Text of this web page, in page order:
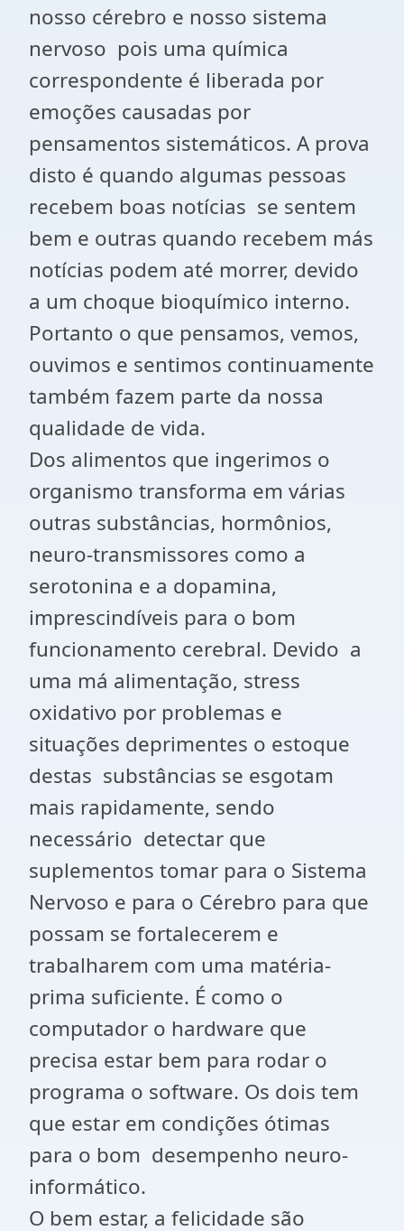
nosso cérebro e nosso sistema
nervoso pois uma química
correspondente é liberada por
emoções causadas por
pensamentos sistemáticos. A prova
disto é quando algumas pessoas
recebem boas notícias se sentem
bem e outras quando recebem más
notícias podem até morrer, devido
a um choque bioquímico interno.
Portanto o que pensamos, vemos,
ouvimos e sentimos continuamente
também fazem parte da nossa
qualidade de vida.
Dos alimentos que ingerimos o
organismo transforma em várias
outras substâncias, hormônios,
neuro-transmissores como a
serotonina e a dopamina,
imprescindíveis para o bom
funcionamento cerebral. Devido a
uma má alimentação, stress
oxidativo por problemas e
situações deprimentes o estoque
destas substâncias se esgotam
mais rapidamente, sendo
necessário detectar que
suplementos tomar para o Sistema
Nervoso e para o Cérebro para que
possam se fortalecerem e
trabalharem com uma matéria-
prima suficiente. É como o
computador o hardware que
precisa estar bem para rodar o
programa o software. Os dois tem
que estar em condições ótimas
para o bom desempenho neuro-
informático.
O bem estar, a felicidade são